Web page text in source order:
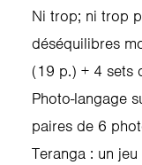
Ni trop; ni trop
déséquilibres
(19 p.) + 4 sets
Photo-langage
paires de 6
Teranga : un